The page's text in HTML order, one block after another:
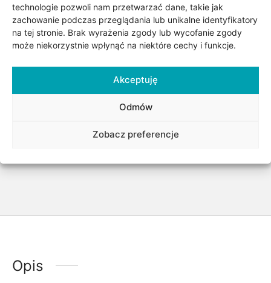
technologie pozwoli nam przetwarzać dane, takie jak
zachowanie podczas przeglądania lub unikalne identyfikatory
na tej stronie. Brak wyrażenia zgody lub wycofanie zgody
może niekorzystnie wpłynąć na niektóre cechy i funkcje.
Akceptuję
Odmów
Zobacz preferencje
SKU:
Brak danych
Srebro, Surowiec/kruszec, Złote i srebrne łańcuszki
Opis